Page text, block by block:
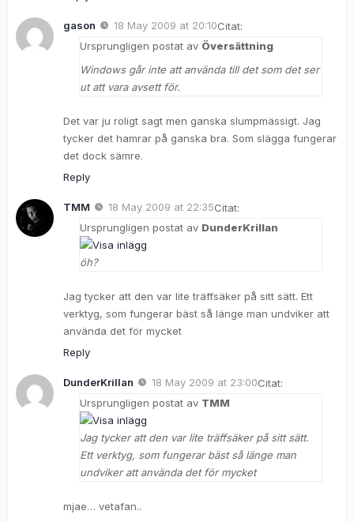
gason 18 May 2009 at 20:10Citat:
Ursprungligen postat av Översättning
Windows går inte att använda till det som det ser
ut att vara avsett för.
Det var ju roligt sagt men ganska slumpmässigt. Jag
tycker det hamrar på ganska bra. Som slägga fungerar
det dock sämre.
Reply
TMM 18 May 2009 at 22:35Citat:
Ursprungligen postat av DunderKrillan
öh?
Jag tycker att den var lite träffsäker på sitt sätt. Ett
verktyg, som fungerar bäst så länge man undviker att
använda det för mycket
Reply
DunderKrillan 18 May 2009 at 23:00Citat:
Ursprungligen postat av TMM
Jag tycker att den var lite träffsäker på sitt sätt.
Ett verktyg, som fungerar bäst så länge man
undviker att använda det för mycket
mjae… vetafan..